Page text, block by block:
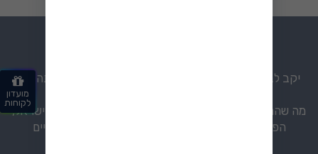
יקב לביא הוקם מתוך אהבה אמיתית לטבע, לאדמה ולתהליכי
מה שהתחיל כחזון קטן באחד המושבים הפסטורליים של ישראל,
הפך במרוצת השנים לשם נרדף לליקרי בוטיק איכותיים
מועדון
לקוחות